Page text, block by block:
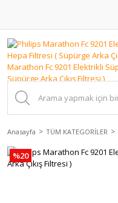
Anasayfa TÜM KATEGORİLER
%20